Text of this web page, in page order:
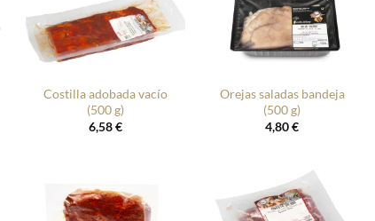
+
Costilla adobada vacío
(500 g)
6,58€
Orejas saladas bandeja
(500 g)
4,80€